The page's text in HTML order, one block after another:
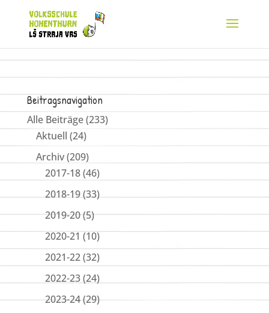
Beitragsnavigation
Alle Beiträge(233)
Aktuell (24)
Archiv(209)
2017-18(46)
2018-19(33)
2019-20(5)
2020-21(10)
2021-22(32)
2022-23(24)
2023-24(29)